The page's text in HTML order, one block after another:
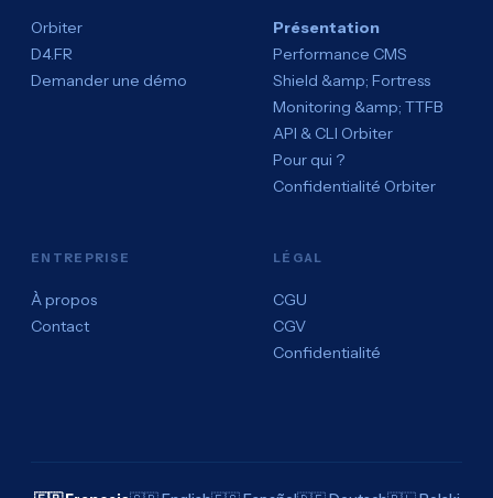
Orbiter
D4.FR
Demander une démo
Présentation
Performance CMS
Shield &amp; Fortress
Monitoring &amp; TTFB
API & CLI Orbiter
Pour qui ?
Confidentialité Orbiter
ENTREPRISE
À propos
Contact
LÉGAL
CGU
CGV
Confidentialité